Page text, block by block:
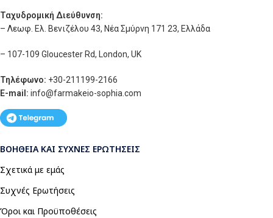
Ταχυδρομική Διεύθυνση:
– Λεωφ. Ελ. Βενιζέλου 43, Νέα Σμύρνη 171 23, Ελλάδα
– 107-109 Gloucester Rd, London, UK
Τηλέφωνο: +30-211199-2166
E-mail: info@farmakeio-sophia.com
ΒΟΉΘΕΙΑ ΚΑΙ ΣΥΧΝΈΣ ΕΡΩΤΉΣΕΙΣ
Σχετικά με εμάς
Συχνές Ερωτήσεις
Όροι και Προϋποθέσεις